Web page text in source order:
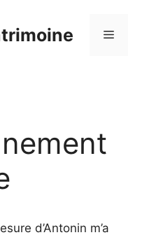
Menu
d’Antonin m’a